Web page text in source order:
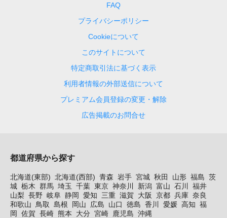
FAQ
プライバシーポリシー
Cookieについて
このサイトについて
特定商取引法に基づく表示
利用者情報の外部送信について
プレミアム会員登録の変更・解除
広告掲載のお問合せ
都道府県から探す
北海道(東部) 北海道(西部) 青森 岩手 宮城 秋田 山形 福島 茨
城 栃木 群馬 埼玉 千葉 東京 神奈川 新潟 富山 石川
福井
山梨 長野 岐阜 静岡 愛知 三重 滋賀 大阪 京都 兵庫 奈良
和歌山
鳥取 島根 岡山 広島 山口 徳島 香川 愛媛 高知 福
岡 佐賀 長崎 熊本 大分 宮崎 鹿児島 沖縄